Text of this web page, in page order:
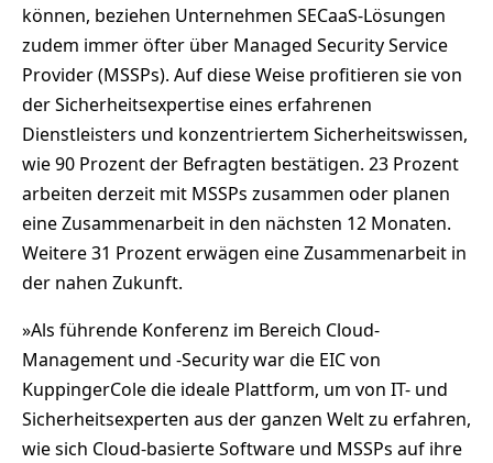
können, beziehen Unternehmen SECaaS-Lösungen
zudem immer öfter über Managed Security Service
Provider (MSSPs). Auf diese Weise profitieren sie von
der Sicherheitsexpertise eines erfahrenen
Dienstleisters und konzentriertem Sicherheitswissen,
wie 90 Prozent der Befragten bestätigen. 23 Prozent
arbeiten derzeit mit MSSPs zusammen oder planen
eine Zusammenarbeit in den nächsten 12 Monaten.
Weitere 31 Prozent erwägen eine Zusammenarbeit in
der nahen Zukunft.
»Als führende Konferenz im Bereich Cloud-
Management und -Security war die EIC von
KuppingerCole die ideale Plattform, um von IT- und
Sicherheitsexperten aus der ganzen Welt zu erfahren,
wie sich Cloud-basierte Software und MSSPs auf ihre